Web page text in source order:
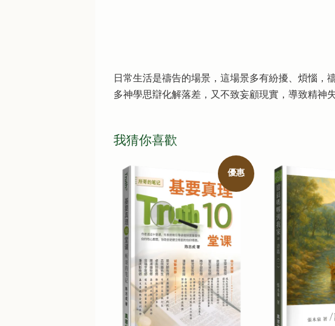
日常生活是禱告的場景，這場景多有紛擾、煩惱，
多神學思辯化解落差，又不致妄顧現實，導致精神
我猜你喜歡
優惠